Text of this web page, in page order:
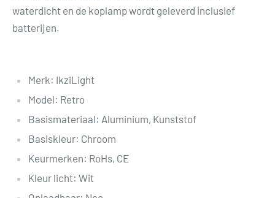
waterdicht en de koplamp wordt geleverd inclusief
batterijen.
Merk: IkziLight
Model: Retro
Basismateriaal: Aluminium, Kunststof
Basiskleur: Chroom
Keurmerken: RoHs, CE
Kleur licht: Wit